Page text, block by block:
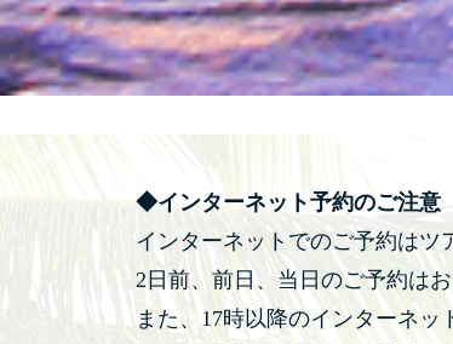
◆インターネット予約のご注意
インターネットでのご予約はツ
2日前、前日、当日のご予約は
また、17時以降のインターネ